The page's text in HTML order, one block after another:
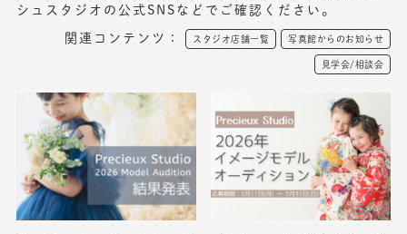
ペット写真撮影
マタニティフォト撮影
フレンド記念撮影
フォトウェディング
写真商品一覧
お祝いギフトカード
出張撮影(鎌倉)
キャンペーン･限定プラン情報
無料会員登録
シュスタジオの公式SNSなどでご確認ください。
関連コンテンツ：
スタジオ店舗一覧
写真館からのお知らせ
見学会/相談会